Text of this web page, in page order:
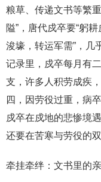
粮草、传递文书等繁
隘”，唐代戍卒要“躬
浚壕，转运军需”，几
记录里，戍卒每月有
支，许多人积劳成疾
四，因劳役过重，病
戍卒在戍地的悲惨境
还要在苦寒与劳役的
牵挂牵绊：文书里的